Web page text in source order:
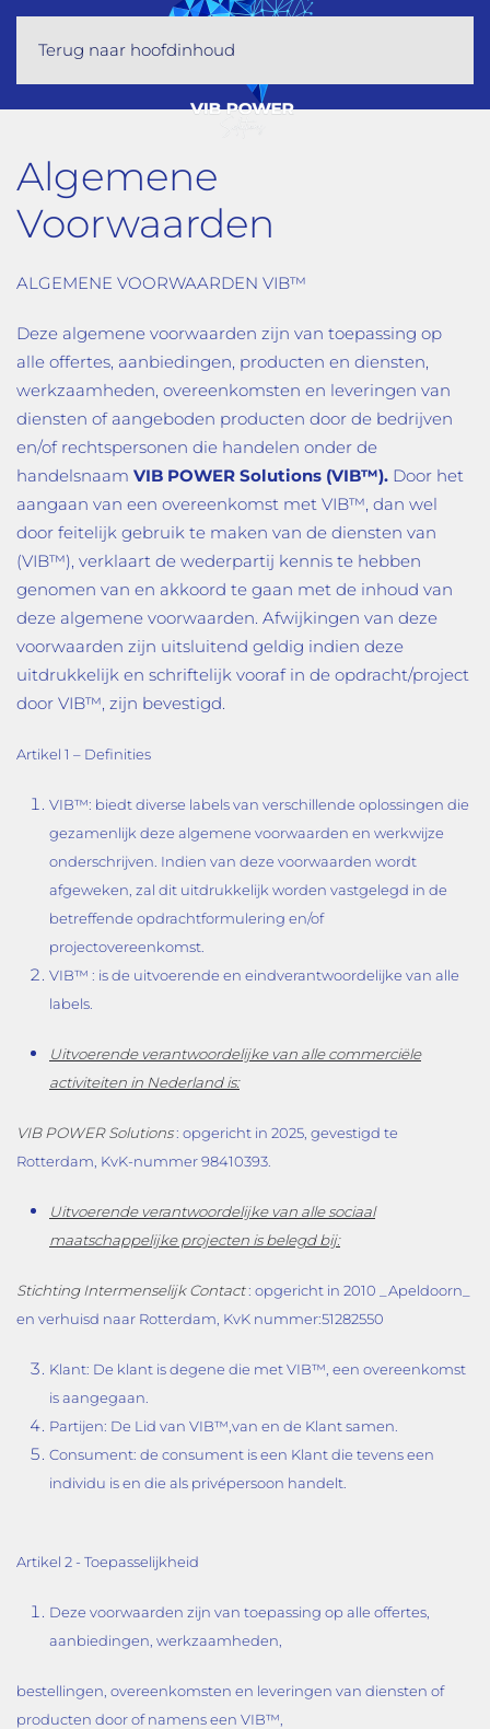
Terug naar hoofdinhoud
Algemene
Voorwaarden
ALGEMENE VOORWAARDEN VIB™
Deze algemene voorwaarden zijn van toepassing op
alle offertes, aanbiedingen, producten en diensten,
werkzaamheden, overeenkomsten en leveringen van
diensten of aangeboden producten door de bedrijven
en/of rechtspersonen die handelen onder de
handelsnaam VIB POWER Solutions (VIB™). Door het
aangaan van een overeenkomst met VIB™, dan wel
door feitelijk gebruik te maken van de diensten van
(VIB™), verklaart de wederpartij kennis te hebben
genomen van en akkoord te gaan met de inhoud van
deze algemene voorwaarden. Afwijkingen van deze
voorwaarden zijn uitsluitend geldig indien deze
uitdrukkelijk en schriftelijk vooraf in de opdracht/project
door VIB™, zijn bevestigd.
Artikel 1 – Definities
VIB™: biedt diverse labels van verschillende oplossingen die
gezamenlijk deze algemene voorwaarden en werkwijze
onderschrijven. Indien van deze voorwaarden wordt
afgeweken, zal dit uitdrukkelijk worden vastgelegd in de
betreffende opdrachtformulering en/of
projectovereenkomst.
VIB™ : is de uitvoerende en eindverantwoordelijke van alle
labels.
Uitvoerende verantwoordelijke van alle commerciële
activiteiten in Nederland is:
VIB POWER Solutions: opgericht in 2025, gevestigd te
Rotterdam, KvK-nummer 98410393.
Uitvoerende verantwoordelijke van alle sociaal
maatschappelijke projecten is belegd bij:
Stichting Intermenselijk Contact: opgericht in 2010 _Apeldoorn_
en verhuisd naar Rotterdam, KvK nummer:51282550
Klant: De klant is degene die met VIB™, een overeenkomst
is aangegaan.
Partijen: De Lid van VIB™,van en de Klant samen.
Consument: de consument is een Klant die tevens een
individu is en die als privépersoon handelt.
Artikel 2 - Toepasselijkheid
Deze voorwaarden zijn van toepassing op alle offertes,
aanbiedingen, werkzaamheden,
bestellingen, overeenkomsten en leveringen van diensten of
producten door of namens een VIB™,